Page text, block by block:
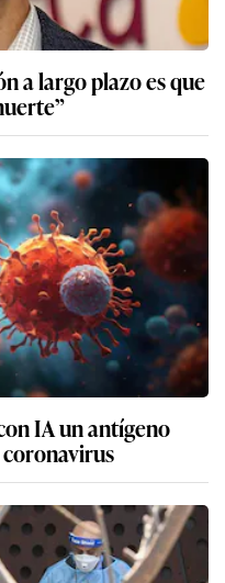
a largo plazo es que
IA un antígeno